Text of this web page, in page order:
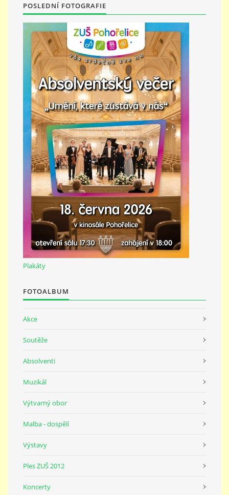
KONTAKTY
PŘÍMĚSTSKÝ TÁBOR
MISS VÝTVARNÝ MODEL
ZAMĚSTNÁNÍ
DOTACE
GDPR
ZUŠ Pohořelice
Školní 462
Pohořelice
POSLEDNÍ FOTOGRAFIE
Plakáty
FOTOALBUM
Akce
Soutěže
Absolventi
Muzikál
Výtvarný obor
Malba - dospělí
Výstavy
Ples ZUŠ 2012
Koncerty